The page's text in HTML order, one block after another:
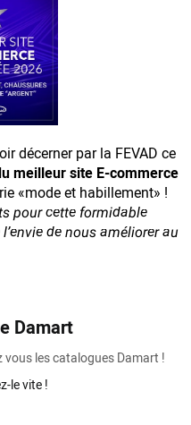
décerner par la FEVAD ce
meilleur site E-commerce
«mode et habillement» !
pour cette formidable
de nous améliorer au
Damart
vous les catalogues Damart !
le vite !